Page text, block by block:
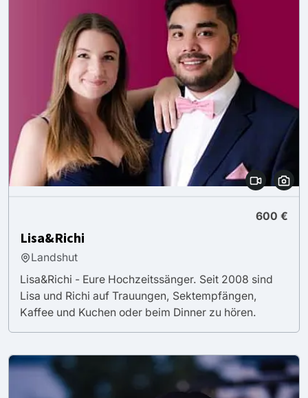
600 €
Lisa&Richi
Landshut
Lisa&Richi - Eure Hochzeitssänger. Seit 2008 sind
Lisa und Richi auf Trauungen, Sektempfängen,
Kaffee und Kuchen oder beim Dinner zu hören.